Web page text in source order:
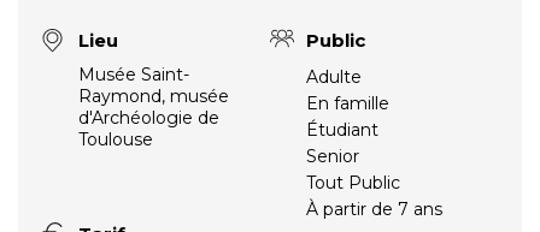
Lieu
Musée Saint-
Raymond, musée
d'Archéologie de
Toulouse
Public
Adulte
En famille
Étudiant
Senior
Tout Public
À partir de 7 ans